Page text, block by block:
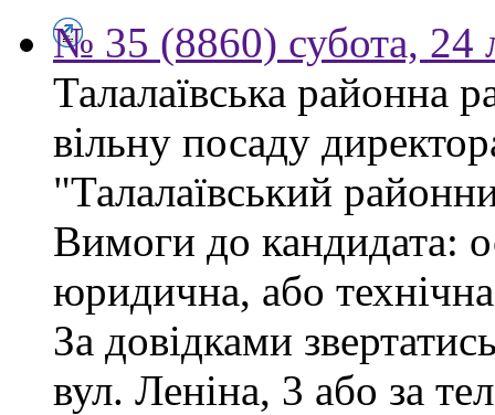
№ 35 (8860) субота, 24
Талалаївська районна
вільну посаду
"Талалаївський
Вимоги до кандидата:
юридична, або
За довідками
вул. Леніна, 3 або за